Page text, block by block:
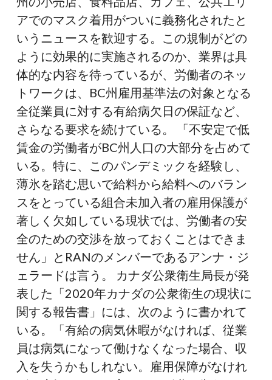
ル・
ア
ク
シ
ョ
ン・
ネ
ッ
ト
ワ
ー
ク、
マ
ス
ク
義
務
化
の
発
表
アでのマスク着用がついに義務化されたと
いうニュースを歓迎する。この規制がどの
ように効果的に実施されるのか、業界は具
体的な内容を待っているが、労働者のネッ
トワークは、BC州雇用基準法の対象となる
全従業員に対する有給病欠日の保証など、
さらなる要求を続けている。 「不安定で低
賃金の労働者がBC州人口の大部分を占めて
いる。特に、このパンデミックを経験し、
薄氷を踏む思いで給料から給料へのバラン
スをとっている組合未加入者の雇用保護が
著しく欠如している現状では、労働者の安
全のための交渉を放っておくことはできま
せん」とRANのメンバーであるアンナ・ジ
ェラードは言う。 カナダ公衆衛生局長が発
表した「2020年カナダの公衆衛生の現状に
関する報告書」には、次のように書かれて
いる。「有給の病気休暇がなければ、従業
員は病気になって働けなくなった場合、収
入を失うかもしれない。雇用保障がなけれ